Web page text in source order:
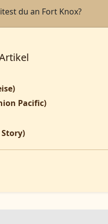
du an Fort Knox?
Pacific)